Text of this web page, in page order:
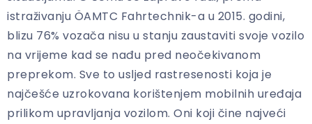
istraživanju ÖAMTC Fahrtechnik-a u 2015. godini,
blizu 76% vozača nisu u stanju zaustaviti svoje vozilo
na vrijeme kad se nađu pred neočekivanom
preprekom. Sve to usljed rastresenosti koja je
najčešće uzrokovana korištenjem mobilnih uređaja
prilikom upravljanja vozilom. Oni koji čine najveći